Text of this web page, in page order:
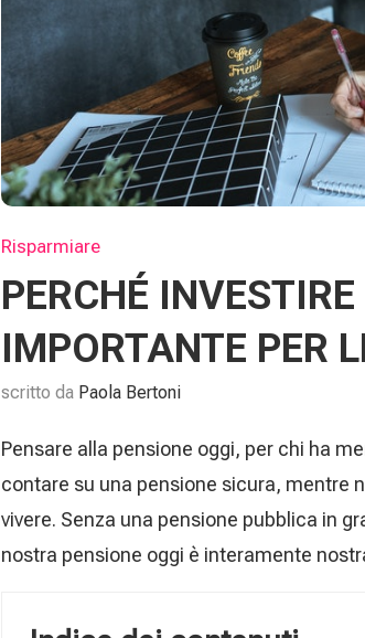
Risparmiare
PERCHÉ
IMPORTANTE PER
scritto da Paola Bertoni
Pensare alla pensione oggi, per chi ha
contare su una pensione sicura, mentre
vivere. Senza una pensione pubblica in
nostra pensione oggi è interamente